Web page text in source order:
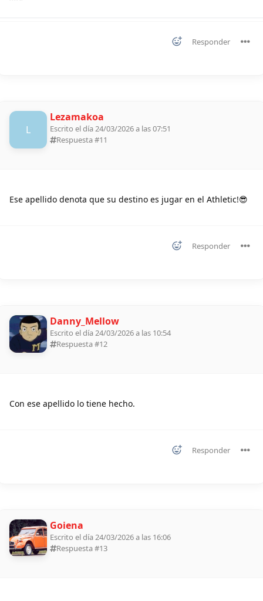
Responder
L
Lezamakoa
Escrito el día 24/03/2026 a las 07:51
Respuesta #11
Ese apellido denota que su destino es jugar en el Athletic!😎
Responder
Danny_Mellow
Escrito el día 24/03/2026 a las 10:54
Respuesta #12
Con ese apellido lo tiene hecho.
Responder
Goiena
Escrito el día 24/03/2026 a las 16:06
Respuesta #13